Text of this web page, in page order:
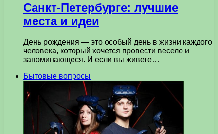
Санкт-Петербурге: лучшие
места и идеи
День рождения — это особый день в жизни каждого
человека, который хочется провести весело и
запоминающеся. И если вы живете…
Бытовые вопросы